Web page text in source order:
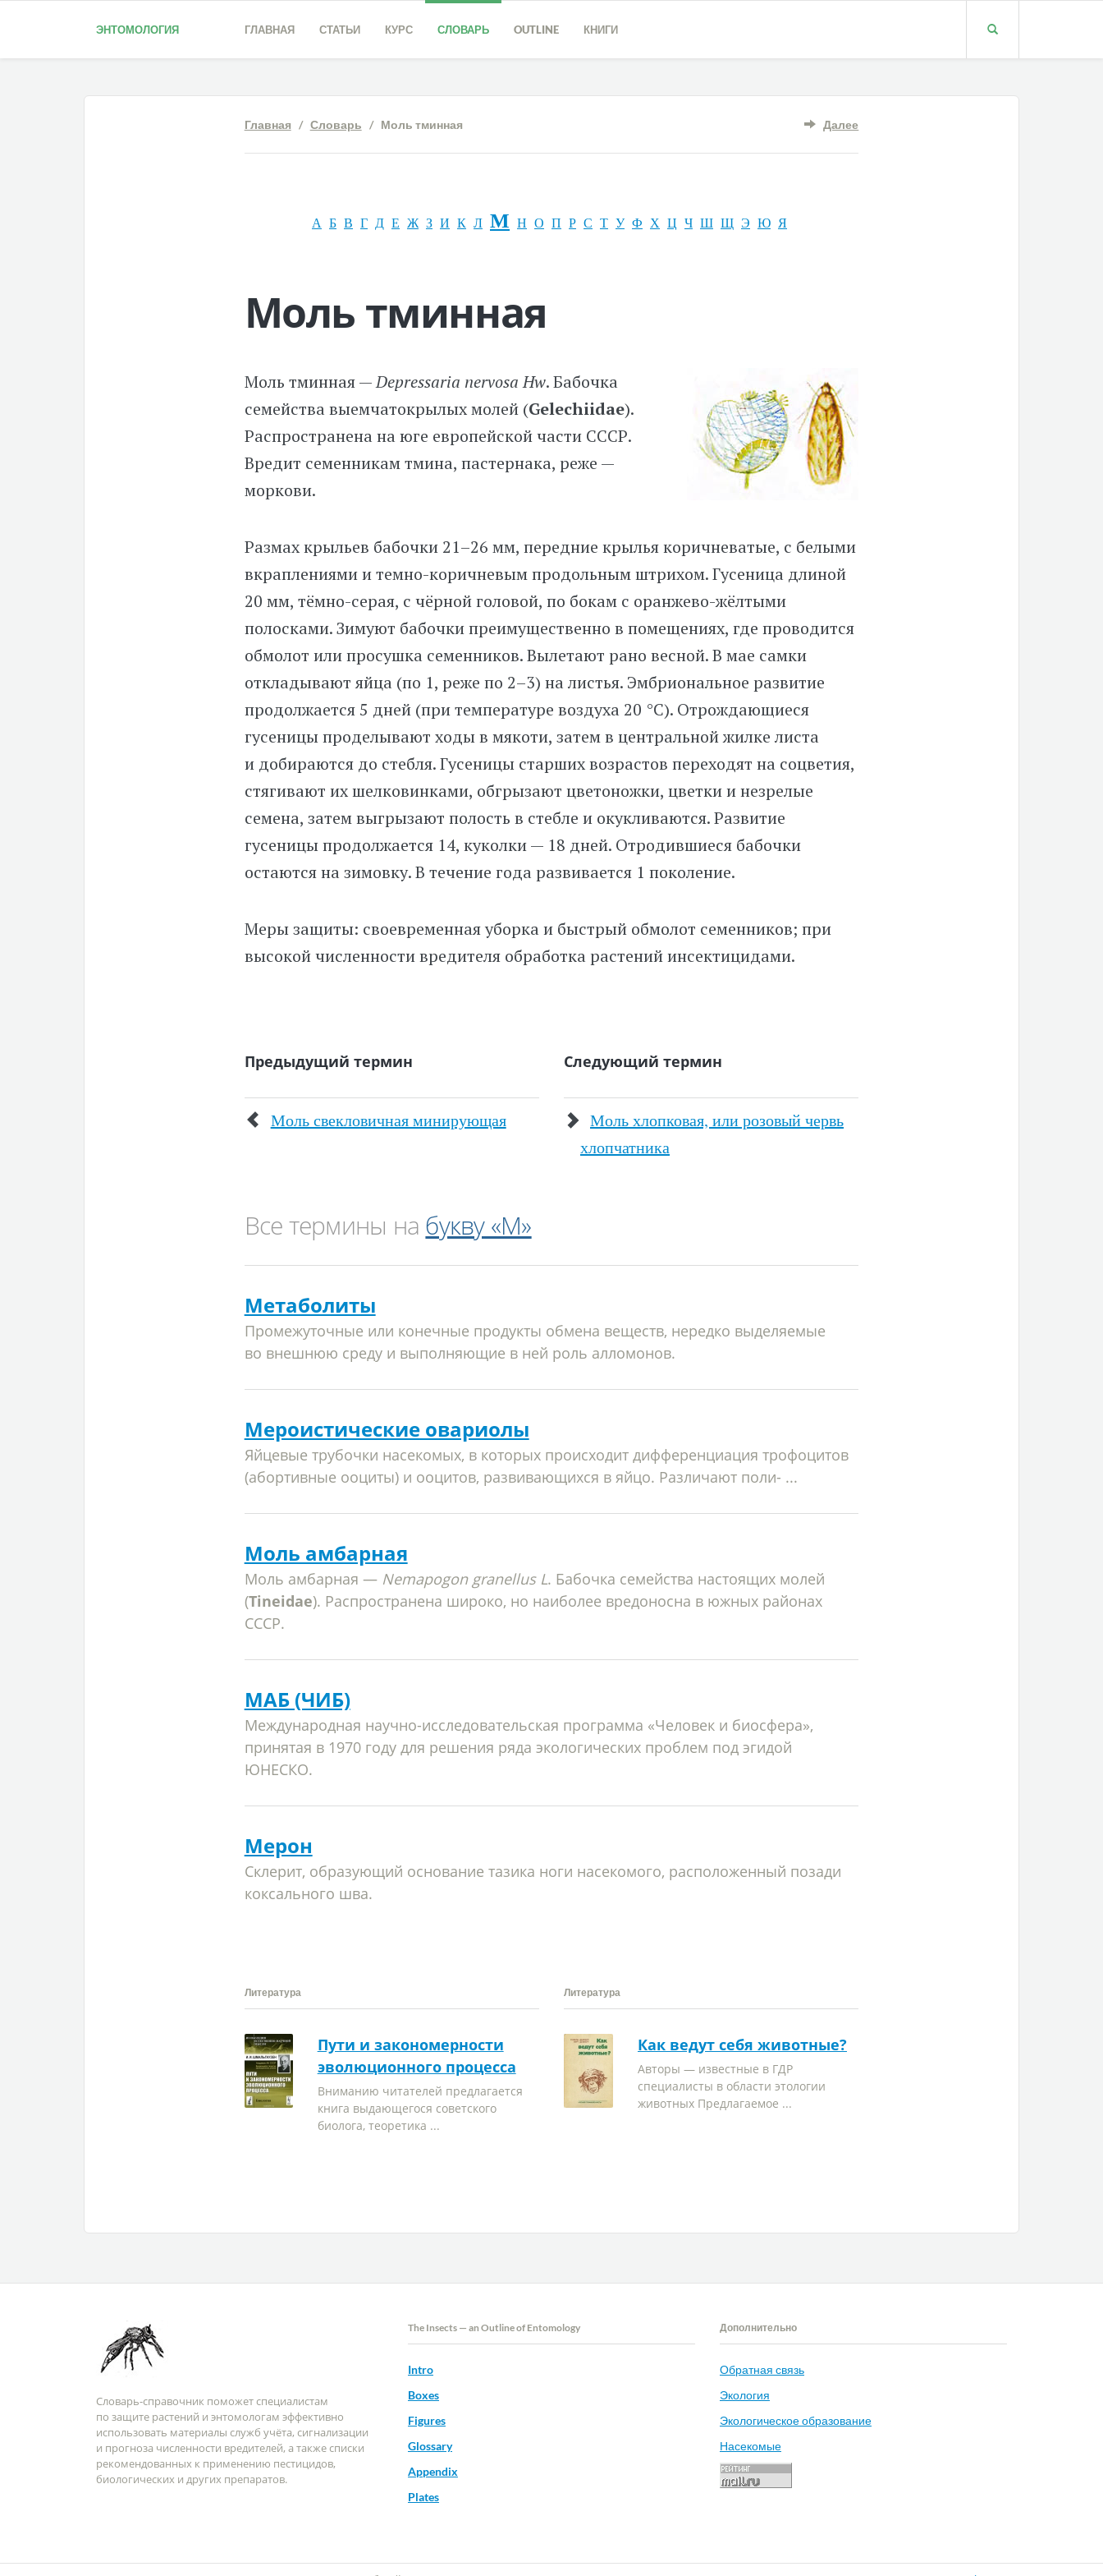
ЭНТОМОЛОГИЯ ГЛАВНАЯ СТАТЬИ КУРС СЛОВАРЬ OUTLINE КНИГИ
Главная / Словарь / Моль тминная Далее
А Б В Г Д Е Ж З И К Л М Н О П Р С Т У Ф Х Ц Ч Ш Щ Э Ю Я
Моль тминная
Моль тминная —Depressaria nervosa Hw. Бабочка
семейства выемчатокрылых молей (Gelechiidae).
Распространена на юге европейской части СССР.
Вредит семенникам тмина, пастернака, реже —
моркови.
Размах крыльев бабочки 21–26 мм, передние крылья коричневатые, с белыми
вкраплениями и темно-коричневым продольным штрихом. Гусеница длиной
20 мм, тёмно-серая, с чёрной головой, по бокам с оранжево-жёлтыми
полосками. Зимуют бабочки преимущественно в помещениях, где проводится
обмолот или просушка семенников. Вылетают рано весной. В мае самки
откладывают яйца (по 1, реже по 2–3) на листья. Эмбриональное развитие
продолжается 5 дней (при температуре воздуха 20 °С). Отрождающиеся
гусеницы проделывают ходы в мякоти, затем в центральной жилке листа
и добираются до стебля. Гусеницы старших возрастов переходят на соцветия,
стягивают их шелковинками, обгрызают цветоножки, цветки и незрелые
семена, затем выгрызают полость в стебле и окукливаются. Развитие
гусеницы продолжается 14, куколки — 18 дней. Отродившиеся бабочки
остаются на зимовку. В течение года развивается 1 поколение.
Меры защиты: своевременная уборка и быстрый обмолот семенников; при
высокой численности вредителя обработка растений инсектицидами.
Предыдущий термин
Моль свекловичная минирующая
Следующий термин
Моль хлопковая, или розовый червь
хлопчатника
Все термины на букву «М»
Метаболиты
Промежуточные или конечные продукты обмена веществ, нередко выделяемые
во внешнюю среду и выполняющие в ней роль алломонов.
Мероистические овариолы
Яйцевые трубочки насекомых, в которых происходит дифференциация трофоцитов
(абортивные ооциты) и ооцитов, развивающихся в яйцо. Различают поли- ...
Моль амбарная
Моль амбарная — Nemapogon granellus L. Бабочка семейства настоящих молей
(Tineidae). Распространена широко, но наиболее вредоносна в южных районах
СССР.
МАБ (ЧИБ)
Международная научно-исследовательская программа «Человек и биосфера»,
принятая в 1970 году для решения ряда экологических проблем под эгидой
ЮНЕСКО.
Мерон
Склерит, образующий основание тазика ноги насекомого, расположенный позади
коксального шва.
Литература
Пути и закономерности
эволюционного процесса
Вниманию читателей предлагается
книга выдающегося советского
биолога, теоретика ...
Литература
Как ведут себя животные?
Авторы — известные в ГДР
специалисты в области этологии
животных Предлагаемое ...
Словарь-справочник поможет специалистам
по защите растений и энтомологам эффективно
использовать материалы служб учёта, сигнализации
и прогноза численности вредителей, а также списки
рекомендованных к применению пестицидов,
биологических и других препаратов.
The Insects — an Outline of Entomology
Intro
Boxes
Figures
Glossary
Appendix
Plates
Дополнительно
Обратная связь
Экология
Экологическое образование
Насекомые